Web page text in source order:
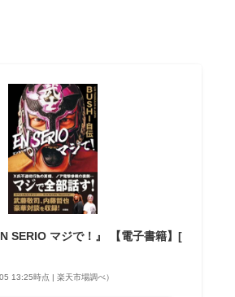
SERIO マジで！』 【電子書籍】[
13:25時点 | 楽天市場調べ）